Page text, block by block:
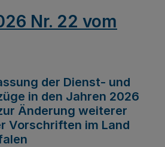
Nr. 22 vom
der Dienst- und
in den Jahren 2026
Änderung weiterer
Vorschriften im Land